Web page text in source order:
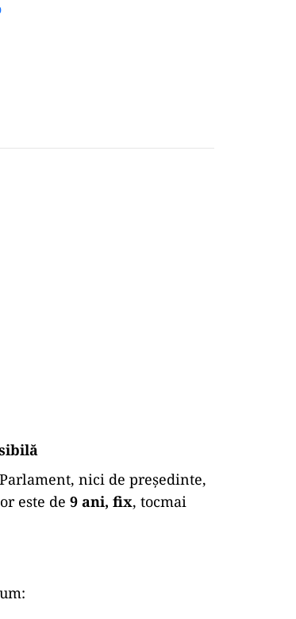
nici de președinte,
este de 9 ani, fix, tocmai